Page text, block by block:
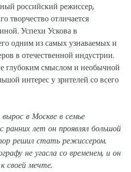
российский режиссер,
творчество отличается
Успехи Ускова в
одним из самых узнаваемых и
в отечественной индустрии.
глубоким смыслом и необычной
интерес у зрителей со всего
в Москве в семье
лет он проявлял большой
решил стать режиссером.
не угасла со временем, и он
своей мечте.